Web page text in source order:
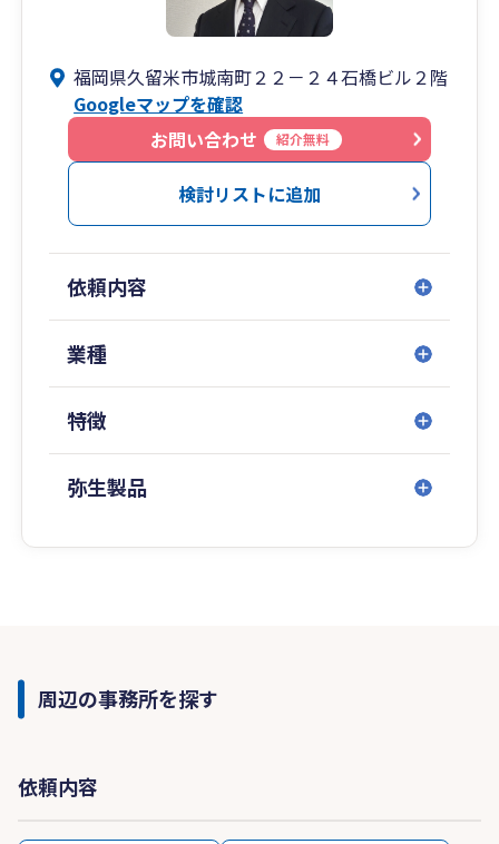
福岡県久留米市城南町２２－２４石橋ビル２階
Googleマップを確認
お問い合わせ
紹介無料
検討リストに追加
依頼内容
業種
特徴
弥生製品
周辺の事務所を探す
依頼内容